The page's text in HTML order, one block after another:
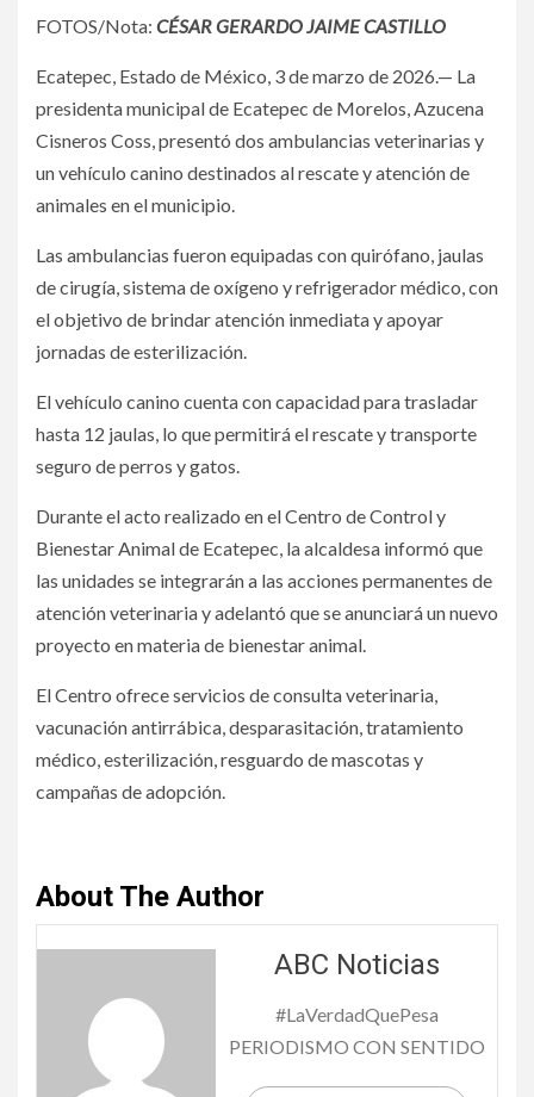
FOTOS/Nota: CÉSAR GERARDO JAIME CASTILLO
Ecatepec, Estado de México, 3 de marzo de 2026.— La
presidenta municipal de Ecatepec de Morelos, Azucena
Cisneros Coss, presentó dos ambulancias veterinarias y
un vehículo canino destinados al rescate y atención de
animales en el municipio.
Las ambulancias fueron equipadas con quirófano, jaulas
de cirugía, sistema de oxígeno y refrigerador médico, con
el objetivo de brindar atención inmediata y apoyar
jornadas de esterilización.
El vehículo canino cuenta con capacidad para trasladar
hasta 12 jaulas, lo que permitirá el rescate y transporte
seguro de perros y gatos.
Durante el acto realizado en el Centro de Control y
Bienestar Animal de Ecatepec, la alcaldesa informó que
las unidades se integrarán a las acciones permanentes de
atención veterinaria y adelantó que se anunciará un nuevo
proyecto en materia de bienestar animal.
El Centro ofrece servicios de consulta veterinaria,
vacunación antirrábica, desparasitación, tratamiento
médico, esterilización, resguardo de mascotas y
campañas de adopción.
About The Author
ABC Noticias
#LaVerdadQuePesa
PERIODISMO CON SENTIDO